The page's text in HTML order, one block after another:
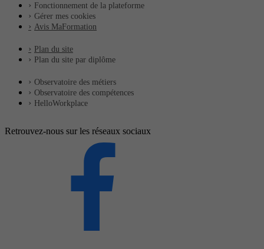
Fonctionnement de la plateforme
Gérer mes cookies
Avis MaFormation
Plan du site
Plan du site par diplôme
Observatoire des métiers
Observatoire des compétences
HelloWorkplace
Retrouvez-nous sur les réseaux sociaux